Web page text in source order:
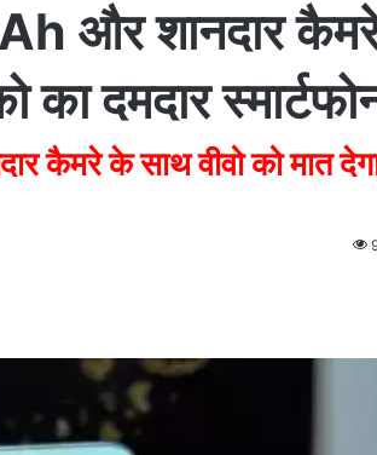
और शानदार
का दमदार
के साथ वीवो को मात देगा